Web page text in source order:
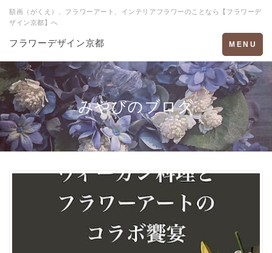
額画（がくえ）、フラワーアート、インテリアフラワーのことなら【フラワーデ
ザイン京都】へ
フラワーデザイン京都
Toggle
navigation
MENU
みやびのブログ